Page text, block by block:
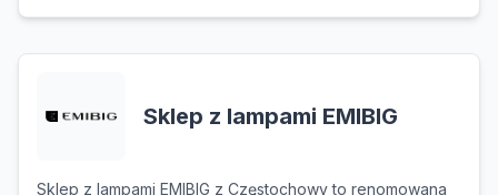
Sklep z lampami EMIBIG
Sklep z lampami EMIBIG z Częstochowy to renomowana